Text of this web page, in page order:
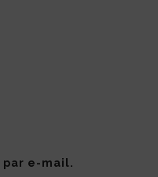
par e-mail.